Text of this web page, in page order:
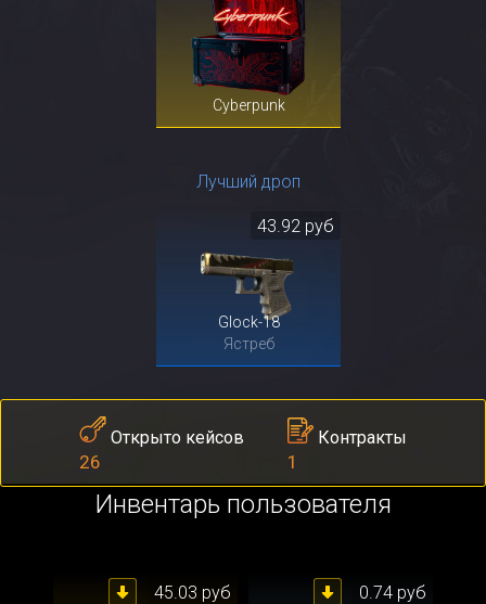
Cyberpunk
Лучший дроп
Glock-18
Ястреб
43.92 руб
Открыто кейсов
26
Контракты
1
Инвентарь пользователя
45.03 руб 0.74 руб